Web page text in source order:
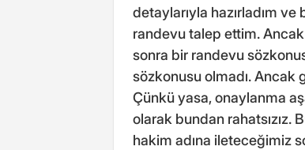
detaylarıyla hazırladım
randevu talep ettim. Ancak
sonra bir randevu
sözkonusu olmadı.
Çünkü yasa, onaylanma
olarak bundan rahatsızız.
hakim adına ileteceğimiz